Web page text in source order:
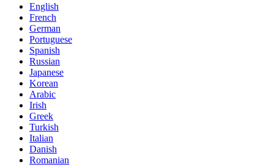
English
French
German
Portuguese
Spanish
Russian
Japanese
Korean
Arabic
Irish
Greek
Turkish
Italian
Danish
Romanian